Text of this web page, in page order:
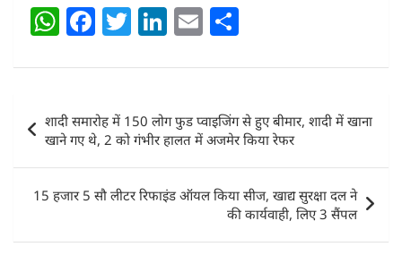
W
at
s
A
p
p
F
c
e
b
o
o
T
itt
er
Li
k
e
dI
n
E
ai
l
ar
e
navigation
शादी समारोह में 150 लोग फुड प्वाइजिंग से हुए बीमार, शादी में खाना
खाने गए थे, 2 को गंभीर हालत में अजमेर किया रेफर
15 हजार 5 सौ लीटर रिफाइंड ऑयल किया सीज, खाद्य सुरक्षा दल ने
की कार्यवाही, लिए 3 सैंपल